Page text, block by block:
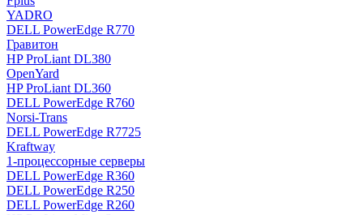
YADRO
DELL PowerEdge R770
Гравитон
HP ProLiant DL380
OpenYard
HP ProLiant DL360
DELL PowerEdge R760
Norsi-Trans
DELL PowerEdge R7725
Kraftway
1-процессорные серверы
DELL PowerEdge R360
DELL PowerEdge R250
DELL PowerEdge R260